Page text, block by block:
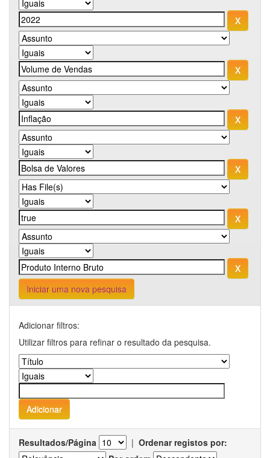
Iniciar uma nova pesquisa
Adicionar filtros:
Utilizar filtros para refinar o resultado da pesquisa.
Resultados/Página | Ordenar registos por: